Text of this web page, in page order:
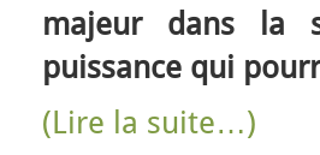
majeur dans la
puissance qui
(Lire la suite…)